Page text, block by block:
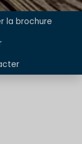
la brochure